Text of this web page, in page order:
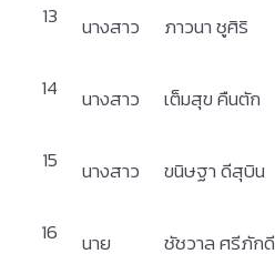
13 นางสาว ภาวนา ชูศิริ
14 นางสาว เต็มสุข คืนตัก
15 นางสาว ขนิษฐา ดีสุบิน
16 นาย ชัชวาล ศรีภักดี